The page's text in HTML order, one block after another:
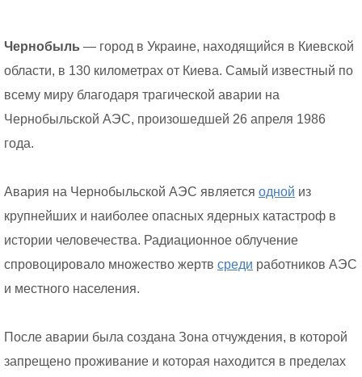
Чернобыль — город в Украине, находящийся в Киевской
области, в 130 километрах от Киева. Самый известный по
всему миру благодаря трагической аварии на
Чернобыльской АЭС, произошедшей 26 апреля 1986
года.
Авария на Чернобыльской АЭС является одной из
крупнейших и наиболее опасных ядерных катастроф в
истории человечества. Радиационное облучение
спровоцировало множество жертв среди работников АЭС
и местного населения.
После аварии была создана Зона отчуждения, в которой
запрещено проживание и которая находится в пределах